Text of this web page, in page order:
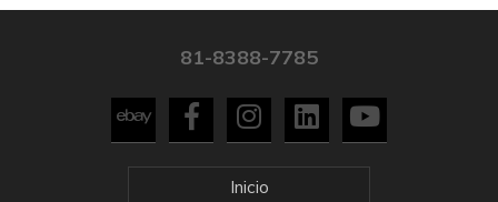
81-8388-7785
Inicio